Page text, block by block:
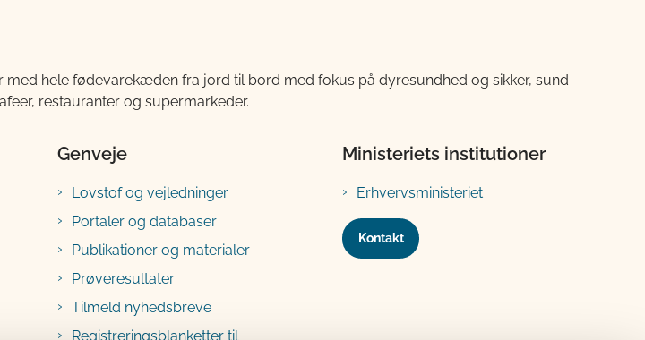
hele fødevarekæden fra jord til bord med fokus på dyresundhed og sikker, sund
restauranter og supermarkeder.
Genveje
Lovstof og vejledninger
Portaler og databaser
Publikationer og materialer
Prøveresultater
Tilmeld nyhedsbreve
Registreringsblanketter til
Ministeriets institutioner
Erhvervsministeriet
Kontakt